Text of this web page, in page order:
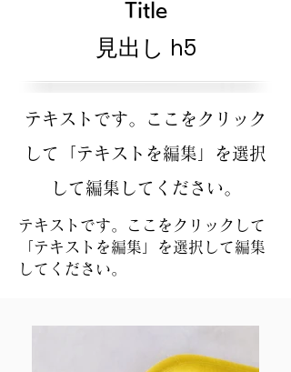
Title
見出し h5
テキストです。ここをクリック
して「テキストを編集」を選択
して編集してください。
テキストです。ここをクリックして
「テキストを編集」を選択して編集
してください。